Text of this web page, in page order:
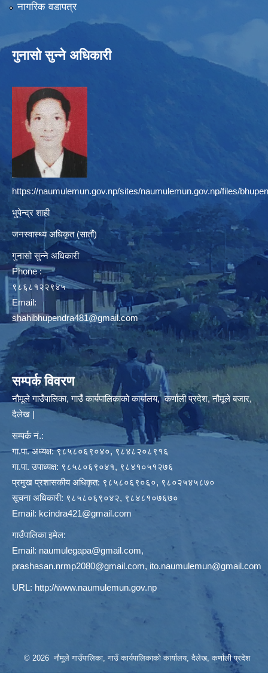
नागरिक वडापत्र
गुनासो सुन्ने अधिकारी
https://naumulemun.gov.np/sites/naumulemun.gov.np/files/
भुपेन्द्र शाही
जनस्वास्थ्य अधिकृत (सातौं)
गुनासो सुन्ने अधिकारी
Phone :
९८६८१२२९४५
Email:
shahibhupendra481@gmail.com
सम्पर्क विवरण
नौमूले गाउँपालिका, गाउँ कार्यपालिकाको कार्यालय, कर्णाली प्रदेश, नौमूले बजार,
दैलेख |
सम्पर्क नं.:
गा.पा. अध्यक्ष: ९८५८०६९०४०, ९८४८२०८९१६
गा.पा. उपाध्यक्ष: ९८५८०६९०४१, ९८४१०५१२७६
प्रमुख प्रशासकीय अधिकृत: ९८५८०६९०६०, ९८०२५४५८७०
सूचना अधिकारी: ९८५८०६९०४२, ९८४८१०७६७०
Email: kcindra421@gmail.com
गाउँपालिका इमेल:
Email: naumulegapa@gmail.com,
prashasan.nrmp2080@gmail.com, ito.naumulemun@gmail.com
URL: http://www.naumulemun.gov.np
© 2026 नौमूले गाउँपालिका, गाउँ कार्यपालिकाको कार्यालय, दैलेख, कर्णाली प्रदेश